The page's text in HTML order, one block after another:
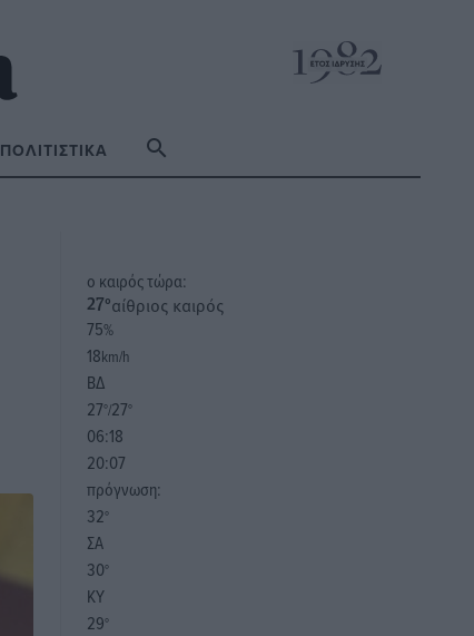
ΠΟΛΙΤΙΣΤΙΚΆ
o καιρός τώρα:
27°αίθριος καιρός
75%
18km/h
ΒΔ
27°/27°
06:18
20:07
πρόγνωση:
32°
ΣΑ
30°
ΚΥ
29°